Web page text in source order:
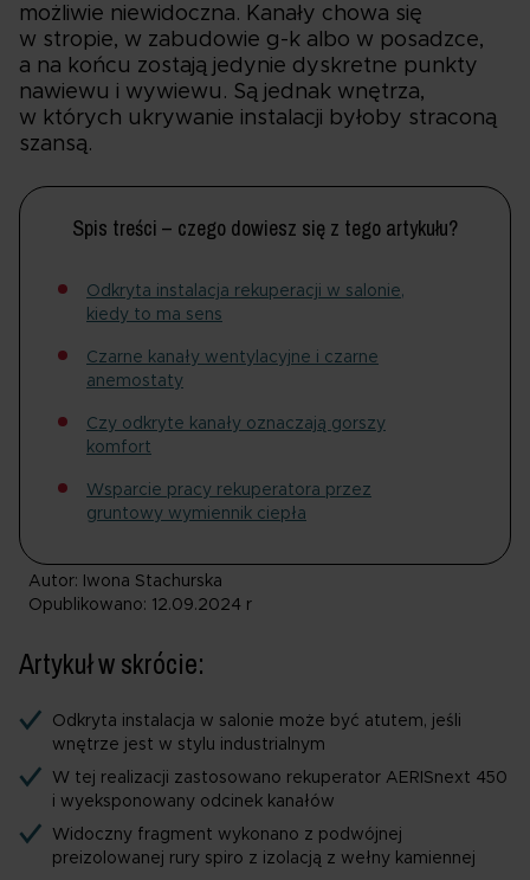
możliwie niewidoczna. Kanały chowa się
w stropie, w zabudowie g-k albo w posadzce,
a na końcu zostają jedynie dyskretne punkty
nawiewu i wywiewu. Są jednak wnętrza,
w których ukrywanie instalacji byłoby straconą
szansą.
Spis treści – czego dowiesz się z tego artykułu?
Odkryta instalacja rekuperacji w salonie,
kiedy to ma sens
Czarne kanały wentylacyjne i czarne
anemostaty
Czy odkryte kanały oznaczają gorszy
komfort
Wsparcie pracy rekuperatora przez
gruntowy wymiennik ciepła
Autor: Iwona Stachurska
Opublikowano: 12.09.2024 r
Artykuł w skrócie:
Odkryta instalacja w salonie może być atutem, jeśli
wnętrze jest w stylu industrialnym
W tej realizacji zastosowano rekuperator AERISnext 450
i wyeksponowany odcinek kanałów
Widoczny fragment wykonano z podwójnej
preizolowanej rury spiro z izolacją z wełny kamiennej